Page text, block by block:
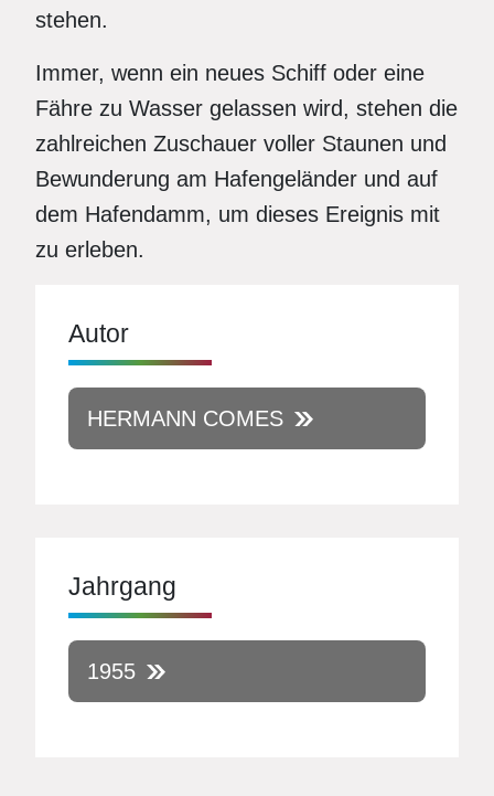
stehen.
Immer, wenn ein neues Schiff oder eine
Fähre zu Wasser gelassen wird, stehen die
zahlreichen Zuschauer voller Staunen und
Bewunderung am Hafengeländer und auf
dem Hafendamm, um dieses Ereignis mit
zu erleben.
Autor
HERMANN COMES
Jahrgang
1955